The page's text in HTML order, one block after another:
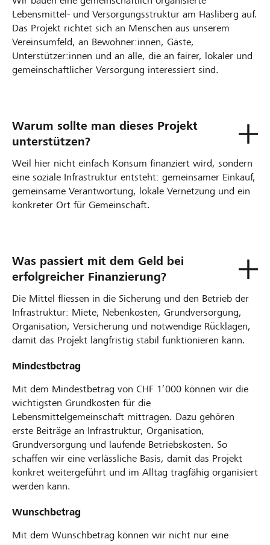
Lebensmittel- und Versorgungsstruktur am Hasliberg auf.
Das Projekt richtet sich an Menschen aus unserem
Vereinsumfeld, an Bewohner:innen, Gäste,
Unterstützer:innen und an alle, die an fairer, lokaler und
gemeinschaftlicher Versorgung interessiert sind.
Warum sollte man dieses Projekt
unterstützen?
Weil hier nicht einfach Konsum finanziert wird, sondern
eine soziale Infrastruktur entsteht: gemeinsamer Einkauf,
gemeinsame Verantwortung, lokale Vernetzung und ein
konkreter Ort für Gemeinschaft.
Was passiert mit dem Geld bei
erfolgreicher Finanzierung?
Die Mittel fliessen in die Sicherung und den Betrieb der
Infrastruktur: Miete, Nebenkosten, Grundversorgung,
Organisation, Versicherung und notwendige Rücklagen,
damit das Projekt langfristig stabil funktionieren kann.
Mindestbetrag
Mit dem Mindestbetrag von CHF 1’000 können wir die
wichtigsten Grundkosten für die
Lebensmittelgemeinschaft mittragen. Dazu gehören
erste Beiträge an Infrastruktur, Organisation,
Grundversorgung und laufende Betriebskosten. So
schaffen wir eine verlässliche Basis, damit das Projekt
konkret weitergeführt und im Alltag tragfähig organisiert
werden kann.
Wunschbetrag
Mit dem Wunschbetrag können wir nicht nur eine